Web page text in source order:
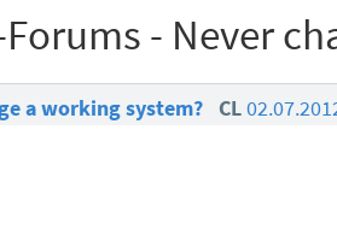
- Never
a working system? CL